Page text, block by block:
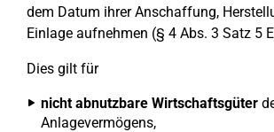
dem Datum ihrer Anschaffung,
Einlage aufnehmen (§ 4 Abs. 3 Satz 5
Dies gilt für
nicht abnutzbare Wirtschaftsgüter
Anlagevermögens,